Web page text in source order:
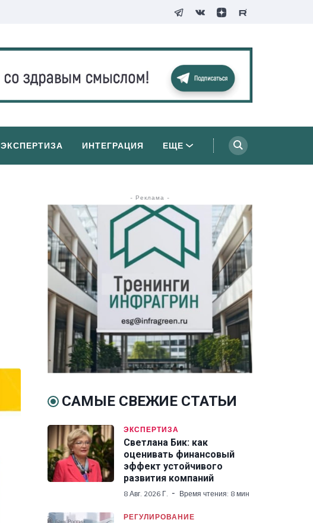
ЭКСПЕРТИЗА ИНТЕГРАЦИЯ ЕЩЕ
- Реклама -
САМЫЕ СВЕЖИЕ СТАТЬИ
ЭКСПЕРТИЗА
Светлана Бик: как
оценивать финансовый
эффект устойчивого
развития компаний
8 Авг. 2026 Г. Время чтения: 8 мин
РЕГУЛИРОВАНИЕ